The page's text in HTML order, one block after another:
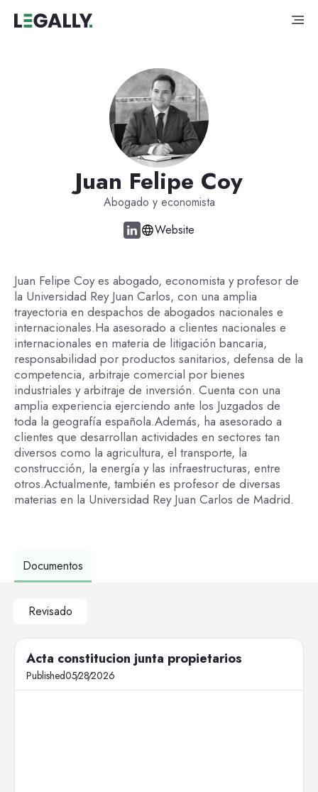
Juan Felipe Coy
Abogado y economista
Website
Juan Felipe Coy es abogado, economista y profesor de
la Universidad Rey Juan Carlos, con una amplia
trayectoria en despachos de abogados nacionales e
internacionales.Ha asesorado a clientes nacionales e
internacionales en materia de litigación bancaria,
responsabilidad por productos sanitarios, defensa de la
competencia, arbitraje comercial por bienes
industriales y arbitraje de inversión. Cuenta con una
amplia experiencia ejerciendo ante los Juzgados de
toda la geografía española.Además, ha asesorado a
clientes que desarrollan actividades en sectores tan
diversos como la agricultura, el transporte, la
construcción, la energía y las infraestructuras, entre
otros.Actualmente, también es profesor de diversas
materias en la Universidad Rey Juan Carlos de Madrid.
Documentos
Revisado
Acta constitucion junta propietarios
Published05/28/2026